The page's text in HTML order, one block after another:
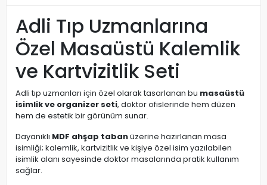
Adli Tıp Uzmanlarına
Özel Masaüstü Kalemlik
ve Kartvizitlik Seti
Adli tıp uzmanları için özel olarak tasarlanan bu masaüstü
isimlik ve organizer seti, doktor ofislerinde hem düzen
hem de estetik bir görünüm sunar.
Dayanıklı MDF ahşap tabanüzerine hazırlanan masa
isimliği; kalemlik, kartvizitlik ve kişiye özel isim yazılabilen
isimlik alanı sayesinde doktor masalarında pratik kullanım
sağlar.